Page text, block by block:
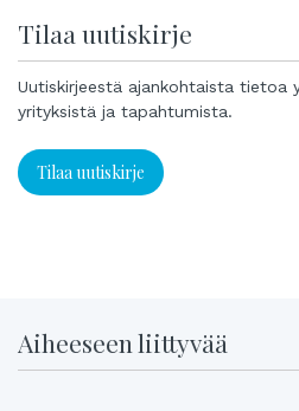
Tilaa uutiskirje
Uutiskirjeestä ajankohtaista tietoa
yrityksistä ja tapahtumista.
Tilaa uutiskirje
Aiheeseen liittyvää